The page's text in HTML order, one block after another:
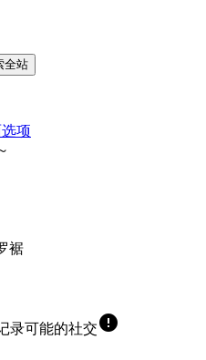
全站
项
裾
录可能的社交error